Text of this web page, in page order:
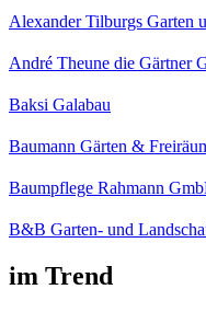
Alexander Tilburgs Garten
André Theune die Gärtner
Baksi Galabau
Baumann Gärten &
Baumpflege Rahmann
B&B Garten- und
im Trend